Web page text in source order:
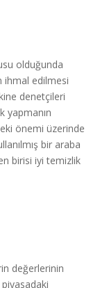
olduğunda
ihmal edilmesi
denetçileri
yapmanın
önemi üzerinde
bir araba
birisi iyi temizlik
değerlerinin